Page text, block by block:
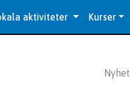
aktiviteter Kurser